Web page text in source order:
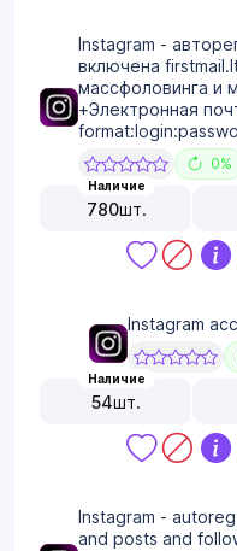
Instagram -
включена
массфоловинга и
+Электронная
0%
Наличие
780шт.
Instagram
Наличие
54шт.
Instagram -
and posts and